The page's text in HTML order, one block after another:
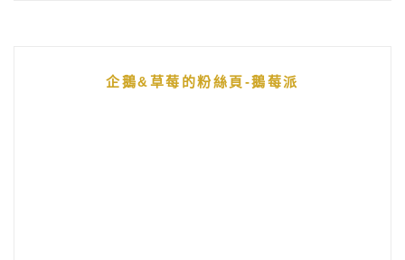
企鵝&草莓的粉絲頁-鵝莓派